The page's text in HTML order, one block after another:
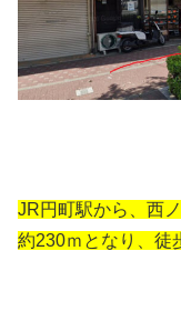
JR円町駅から、西
約230ｍとなり、徒